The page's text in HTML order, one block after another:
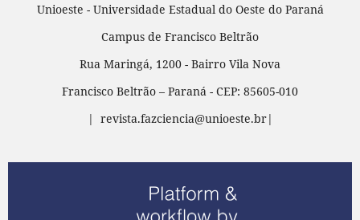
Unioeste - Universidade Estadual do Oeste do Paraná
Campus de Francisco Beltrão
Rua Maringá, 1200 - Bairro Vila Nova
Francisco Beltrão – Paraná - CEP: 85605-010
| revista.fazciencia@unioeste.br|